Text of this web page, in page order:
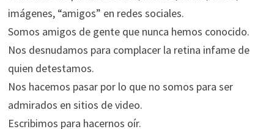
imágenes, “amigos” en redes sociales.
Somos amigos de gente que nunca hemos conocido.
Nos desnudamos para complacer la retina infame de
quien detestamos.
Nos hacemos pasar por lo que no somos para ser
admirados en sitios de video.
Escribimos para hacernos oír.